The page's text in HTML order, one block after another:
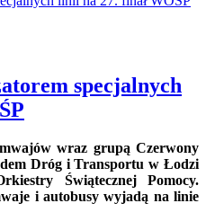
specjalnych
wraz grupą Czerwony
Dróg i Transportu w Łodzi
Świątecznej Pomocy.
i autobusy wyjadą na linie